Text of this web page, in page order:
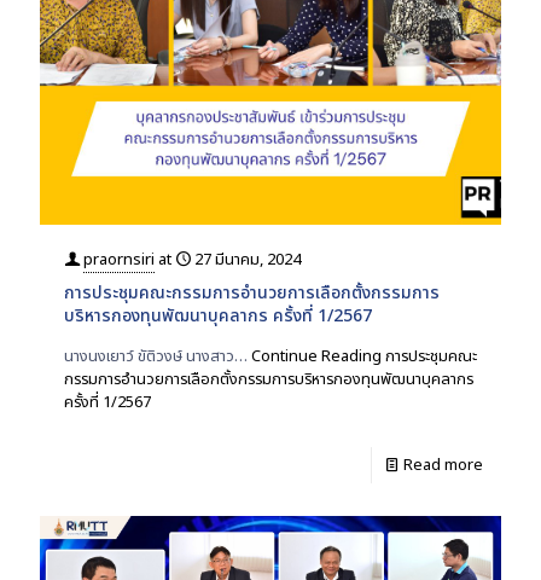
praornsiri at 27 มีนาคม, 2024
การประชุมคณะกรรมการอำนวยการเลือกตั้งกรรมการ
บริหารกองทุนพัฒนาบุคลากร ครั้งที่ 1/2567
นางนงเยาว์ ขัติวงษ์ นางสาว… Continue Reading การประชุมคณะ
กรรมการอำนวยการเลือกตั้งกรรมการบริหารกองทุนพัฒนาบุคลากร
ครั้งที่ 1/2567
Read more